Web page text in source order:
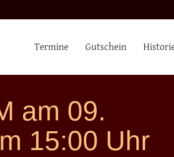
Termine Gutschein
am 09.
15:00 Uhr